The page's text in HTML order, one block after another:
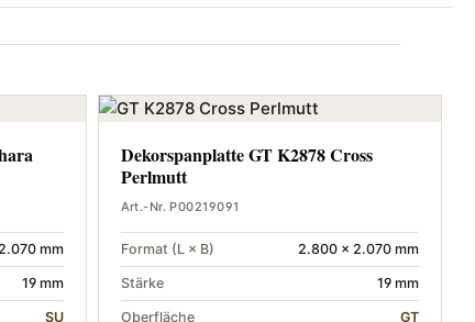
mm
19 mm
SU
Dekorspanplatte GT K2878 Cross
Perlmutt
Art.-Nr. P00219091
Format (L × B) 2.800 × 2.070 mm
Stärke 19 mm
Oberfläche GT